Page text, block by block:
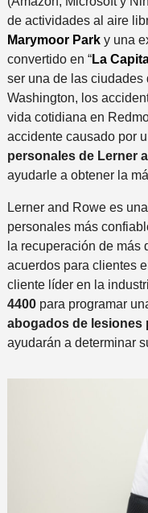
de actividades al aire
Marymoor Parky una
convertido en “La
ser una de las ciudades
Washington, los
vida cotidiana en
accidente causado por
personales de Lerner
ayudarle a obtener la
Lerner and Rowe es
personales más
la recuperación de más
acuerdos para clientes
cliente líder en la
4400para programar
abogados de lesiones
ayudarán a determinar